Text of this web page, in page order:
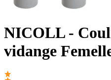
NICOLL-
vidange